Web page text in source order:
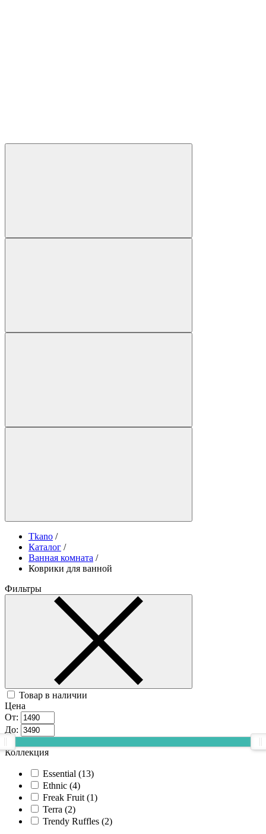
Tkano /
Каталог /
Ванная комната /
Коврики для ванной
Фильтры
Товар в наличии
Цена
От:
До:
Коллекция
Essential (13)
Ethnic (4)
Freak Fruit (1)
Terra (2)
Trendy Ruffles (2)